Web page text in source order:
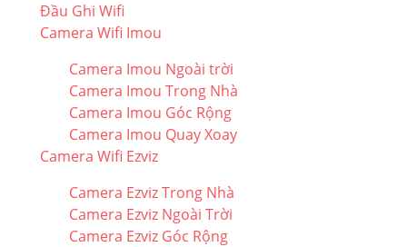
Đầu Ghi Wifi
Camera Wifi Imou
Camera Imou Ngoài trời
Camera Imou Trong Nhà
Camera Imou Góc Rộng
Camera Imou Quay Xoay
Camera Wifi Ezviz
Camera Ezviz Trong Nhà
Camera Ezviz Ngoài Trời
Camera Ezviz Góc Rộng